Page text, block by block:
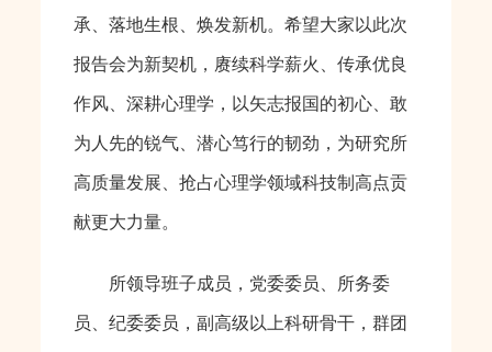
承、落地生根、焕发新机。希望大家以此次
报告会为新契机，赓续科学薪火、传承优良
作风、深耕心理学，以矢志报国的初心、敢
为人先的锐气、潜心笃行的韧劲，为研究所
高质量发展、抢占心理学领域科技制高点贡
献更大力量。
所领导班子成员，党委委员、所务委
员、纪委委员，副高级以上科研骨干，群团